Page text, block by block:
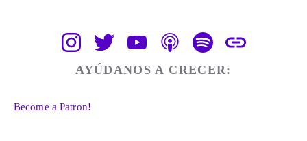
AYÚDANOS A CRECER:
Become a Patron!